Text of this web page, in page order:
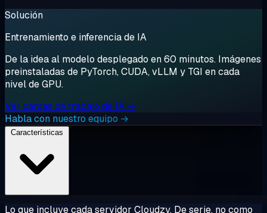
Solución
Entrenamiento e inferencia de IA
De la idea al modelo desplegado en 60 minutos. Imágenes
preinstaladas de PyTorch, CUDA, vLLM y TGI en cada
nivel de GPU.
Ver cargas de trabajo de IA →
Habla con nuestro equipo →
Lo que incluye cada servidor Cloudzy. De serie, no como